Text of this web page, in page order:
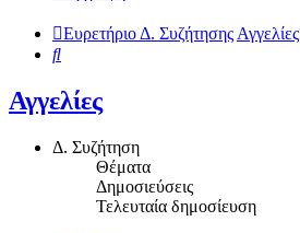
Ευρετήριο Δ. ΣυζήτησηςΑγγελίες
Αναζήτηση
Αγγελίες
Δ. Συζήτηση
Θέματα
Δημοσιεύσεις
Τελευταία δημοσίευση